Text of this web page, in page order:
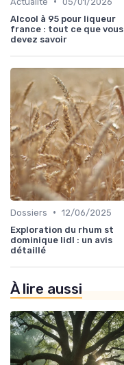
Alcool à 95 pour liqueur
france : tout ce que vous
devez savoir
Dossiers • 12/06/2025
Exploration du rhum st
dominique lidl : un avis
détaillé
À lire aussi